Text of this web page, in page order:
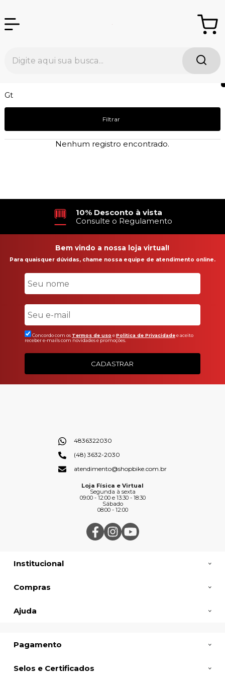
Gt
Filtrar
Nenhum registro encontrado.
10% Desconto à vista
Consulte o Regulamento
Bem vindo a nossa loja virtual!
Para quaisquer dúvidas, chame nossa equipe de atendimento online.
Concordo com os Termos de uso ePolitica de Privacidadee aceito
receber e-mails com novidades e promoções.
CADASTRAR
Institucional
Compras
Ajuda
4836322030
(48) 3632-2030
atendimento@shopbike.com.br
Loja Física e Virtual
Segunda à sexta
09:00 - 12:00 e 13:30 - 18:30
Sábado
08:00 - 12:00
Pagamento
Selos e Certificados